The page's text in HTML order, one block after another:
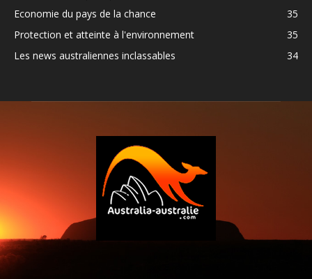
Economie du pays de la chance
35
Protection et atteinte à l'environnement
35
Les news australiennes inclassables
34